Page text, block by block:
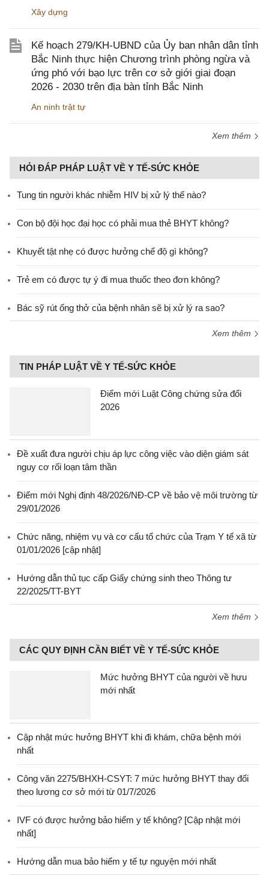
Xây dựng
Kế hoạch 279/KH-UBND của Ủy ban nhân dân tỉnh
Bắc Ninh thực hiện Chương trình phòng ngừa và
ứng phó với bạo lực trên cơ sở giới giai đoạn
2026 - 2030 trên địa bàn tỉnh Bắc Ninh
An ninh trật tự
Xem thêm
HỎI ĐÁP PHÁP LUẬT VỀ Y TẾ-SỨC KHỎE
Tung tin người khác nhiễm HIV bị xử lý thế nào?
Con bộ đội học đại học có phải mua thẻ BHYT không?
Khuyết tật nhẹ có được hưởng chế độ gì không?
Trẻ em có được tự ý đi mua thuốc theo đơn không?
Bác sỹ rút ống thở của bệnh nhân sẽ bị xử lý ra sao?
Xem thêm
TIN PHÁP LUẬT VỀ Y TẾ-SỨC KHỎE
Điểm mới Luật Công chứng sửa đổi
2026
Đề xuất đưa người chịu áp lực công việc vào diện giám sát
nguy cơ rối loạn tâm thần
Điểm mới Nghị định 48/2026/NĐ-CP về bảo vệ môi trường từ
29/01/2026
Chức năng, nhiệm vụ và cơ cấu tổ chức của Trạm Y tế xã từ
01/01/2026 [cập nhật]
Hướng dẫn thủ tục cấp Giấy chứng sinh theo Thông tư
22/2025/TT-BYT
Xem thêm
CÁC QUY ĐỊNH CẦN BIẾT VỀ Y TẾ-SỨC KHỎE
Mức hưởng BHYT của người về hưu
mới nhất
Cập nhật mức hưởng BHYT khi đi khám, chữa bệnh mới
nhất
Công văn 2275/BHXH-CSYT: 7 mức hưởng BHYT thay đổi
theo lương cơ sở mới từ 01/7/2026
IVF có được hưởng bảo hiểm y tế không? [Cập nhật mới
nhất]
Hướng dẫn mua bảo hiểm y tế tự nguyện mới nhất